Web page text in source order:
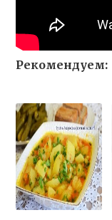
Рекомендуем: